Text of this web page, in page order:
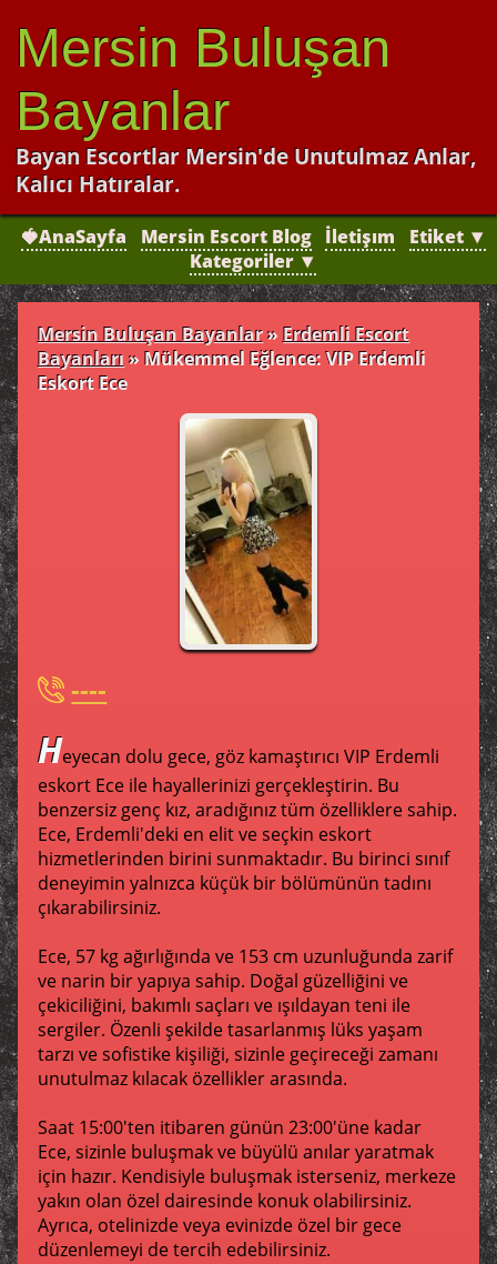
Mersin Buluşan
Bayanlar
Bayan Escortlar Mersin'de Unutulmaz Anlar,
Kalıcı Hatıralar.
🍓AnaSayfa Mersin Escort Blog İletişım
Etiket ▼
Kategoriler ▼
Mersin Buluşan Bayanlar»Erdemli Escort
Bayanları »Mükemmel Eğlence: VIP Erdemli
Eskort Ece
----
Heyecan dolu gece, göz kamaştırıcı VIP Erdemli
eskort Ece ile hayallerinizi gerçekleştirin. Bu
benzersiz genç kız, aradığınız tüm özelliklere sahip.
Ece, Erdemli'deki en elit ve seçkin eskort
hizmetlerinden birini sunmaktadır. Bu birinci sınıf
deneyimin yalnızca küçük bir bölümünün tadını
çıkarabilirsiniz.
Ece, 57 kg ağırlığında ve 153 cm uzunluğunda zarif
ve narin bir yapıya sahip. Doğal güzelliğini ve
çekiciliğini, bakımlı saçları ve ışıldayan teni ile
sergiler. Özenli şekilde tasarlanmış lüks yaşam
tarzı ve sofistike kişiliği, sizinle geçireceği zamanı
unutulmaz kılacak özellikler arasında.
Saat 15:00'ten itibaren günün 23:00'üne kadar
Ece, sizinle buluşmak ve büyülü anılar yaratmak
için hazır. Kendisiyle buluşmak isterseniz, merkeze
yakın olan özel dairesinde konuk olabilirsiniz.
Ayrıca, otelinizde veya evinizde özel bir gece
düzenlemeyi de tercih edebilirsiniz.